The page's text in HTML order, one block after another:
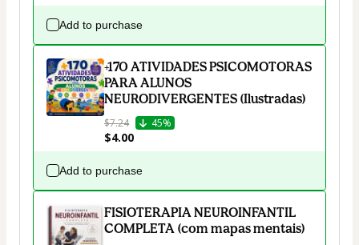
Add to purchase
+170 ATIVIDADES PSICOMOTORAS
PARA ALUNOS
NEURODIVERGENTES (Ilustradas)
$7.24 45%
$4.00
Add to purchase
FISIOTERAPIA NEUROINFANTIL
COMPLETA (com mapas mentais)